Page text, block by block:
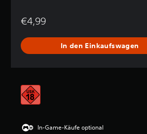
n
B
e
w
u
n
n
€4,99
In den Einkaufswagen
In-Game-Käufe optional